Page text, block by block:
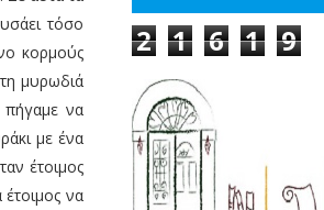
τόσο
κορμούς
μυρωδιά
πήγαμε να
με ένα
έτοιμος
να
2 1 6 1 9